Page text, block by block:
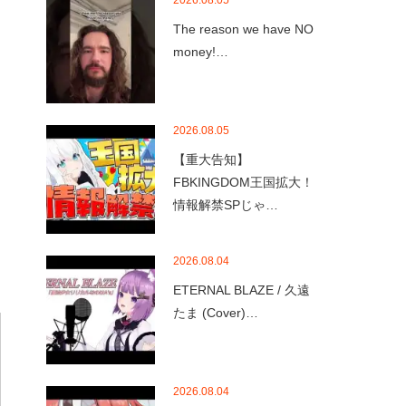
The reason we have NO
money!…
2026.08.05
【重大告知】
FBKINGDOM王国拡大！
情報解禁SPじゃ…
2026.08.04
ETERNAL BLAZE / 久遠
たま (Cover)…
2026.08.04